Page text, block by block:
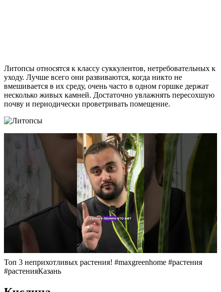
Литопсы относятся к классу суккулентов, нетребовательных к
уходу. Лучше всего они развиваются, когда никто не
вмешивается в их среду, очень часто в одном горшке держат
несколько живых камней. Достаточно увлажнять пересохшую
почву и периодически проветривать помещение.
Топ 3 неприхотливых растения! #maxgreenhome #растения
#растенияКазань